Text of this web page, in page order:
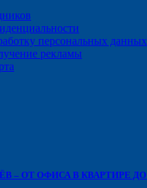
персональных данных
рекламы
– ОТ ОФИСА В КВАРТИРЕ